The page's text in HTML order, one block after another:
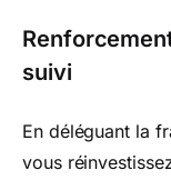
suivi
En déléguant la
vous